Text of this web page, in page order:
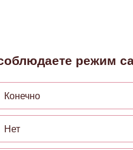
режим
Конечно
Нет